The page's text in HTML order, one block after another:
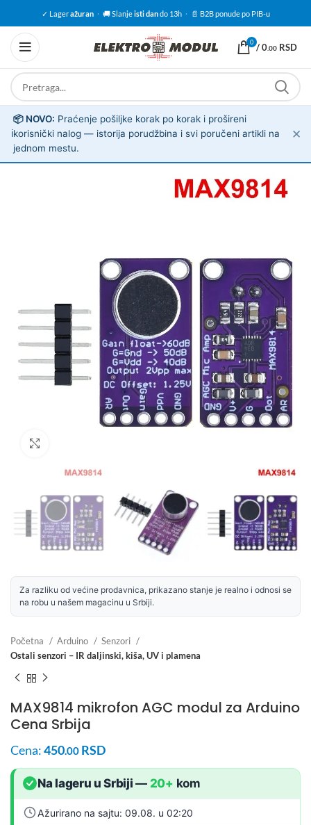
✓ Lageražuran · 🚚 Slanjeisti dando 13h · 📄 B2B ponude po PIB-u
0 /0.00 RSD
ℹ️
📦 NOVO: Praćenje pošiljke korak po korak i prošireni
korisnički nalog — istorija porudžbina i svi poručeni artikli na
jednom mestu.
✕
Za razliku od većine prodavnica, prikazano stanje je realno i odnosi se
na robu u našem magacinu u Srbiji.
Početna Arduino
Senzori
Ostali senzori – IR daljinski, kiša, UV i plamena
MAX9814 mikrofon AGC modul za Arduino
Cena Srbija
Cena:450.00 RSD
Na lageru u Srbiji — 20+ kom
Ažurirano na sajtu: 09.08. u 02:20